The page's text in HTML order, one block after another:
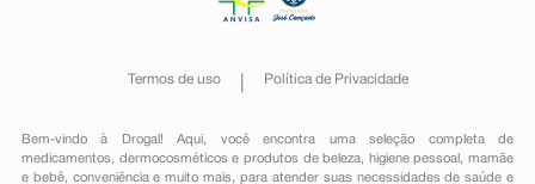
Termos de uso Política de Privacidade
Bem-vindo à Drogal! Aqui, você encontra uma seleção completa de
medicamentos , dermocosméticos e produtos de beleza, higiene pessoal ,mamãe
e bebê, conveniênciae muito mais, para atender suas necessidades de saúde e